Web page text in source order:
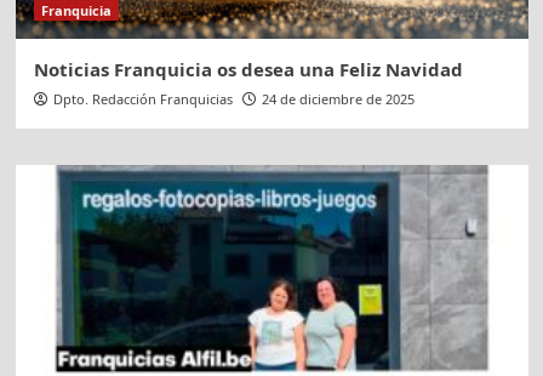
Franquicia
Noticias Franquicia os desea una Feliz Navidad
Dpto. Redacción Franquicias 24 de diciembre de 2025